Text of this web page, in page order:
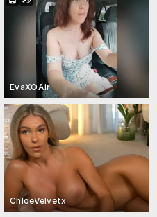
EvaXOAir
ChloeVelvetx